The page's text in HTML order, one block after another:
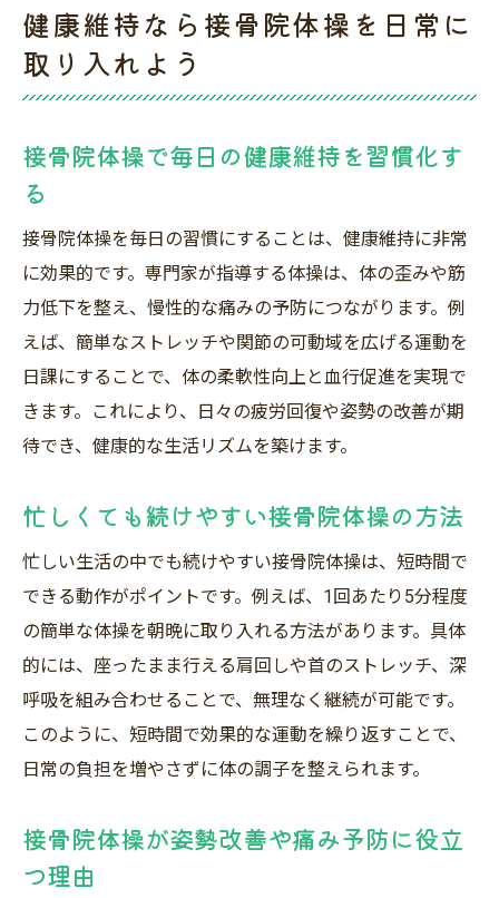
健康維持なら接骨院体操を日常に
取り入れよう
接骨院体操で毎日の健康維持を習慣化す
る
接骨院体操を毎日の習慣にすることは、健康維持に非常
に効果的です。専門家が指導する体操は、体の歪みや筋
力低下を整え、慢性的な痛みの予防につながります。例
えば、簡単なストレッチや関節の可動域を広げる運動を
日課にすることで、体の柔軟性向上と血行促進を実現で
きます。これにより、日々の疲労回復や姿勢の改善が期
待でき、健康的な生活リズムを築けます。
忙しくても続けやすい接骨院体操の方法
忙しい生活の中でも続けやすい接骨院体操は、短時間で
できる動作がポイントです。例えば、1回あたり5分程度
の簡単な体操を朝晩に取り入れる方法があります。具体
的には、座ったまま行える肩回しや首のストレッチ、深
呼吸を組み合わせることで、無理なく継続が可能です。
このように、短時間で効果的な運動を繰り返すことで、
日常の負担を増やさずに体の調子を整えられます。
接骨院体操が姿勢改善や痛み予防に役立
つ理由